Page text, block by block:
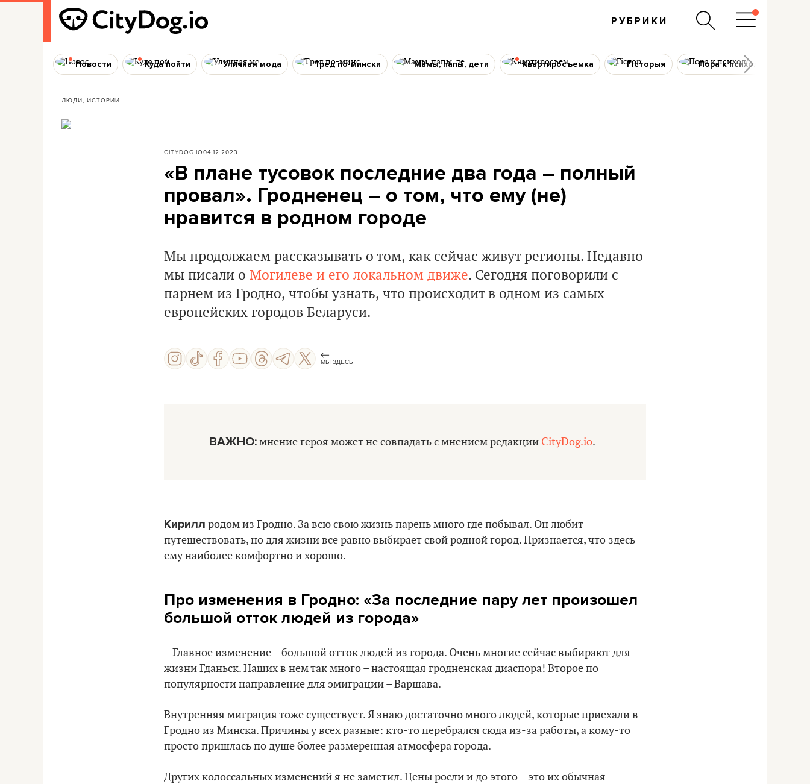
РУБРИКИ
Новости Куда пойти Уличная мода Тред по-мински Мамы, папы, дети Квартиросъемка Гісторыя Пора к психологу
ЛЮДИ, ИСТОРИИ
CITYDOG.IO04.12.2023
«В плане тусовок последние два года – полный
провал». Гродненец – о том, что ему (не)
нравится в родном городе
Мы продолжаем рассказывать о том, как сейчас живут регионы. Недавно
мы писали о Могилеве и его локальном движе. Сегодня поговорили с
парнем из Гродно, чтобы узнать, что происходит в одном из самых
европейских городов Беларуси.
МЫ ЗДЕСЬ
ВАЖНО:мнение героя может не совпадать с мнением редакции CityDog.io.
Кирилл родом из Гродно. За всю свою жизнь парень много где побывал. Он любит
путешествовать, но для жизни все равно выбирает свой родной город. Признается, что здесь
ему наиболее комфортно и хорошо.
Про изменения в Гродно: «За последние пару лет произошел
большой отток людей из города»
– Главное изменение – большой отток людей из города. Очень многие сейчас выбирают для
жизни Гданьск. Наших в нем так много – настоящая гродненская диаспора! Второе по
популярности направление для эмиграции – Варшава.
Внутренняя миграция тоже существует. Я знаю достаточно много людей, которые приехали в
Гродно из Минска. Причины у всех разные: кто-то перебрался сюда из-за работы, а кому-то
просто пришлась по душе более размеренная атмосфера города.
Других колоссальных изменений я не заметил. Цены росли и до этого – это их обычная